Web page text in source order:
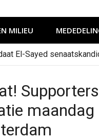
MILIEU
El-Sayed
maandag